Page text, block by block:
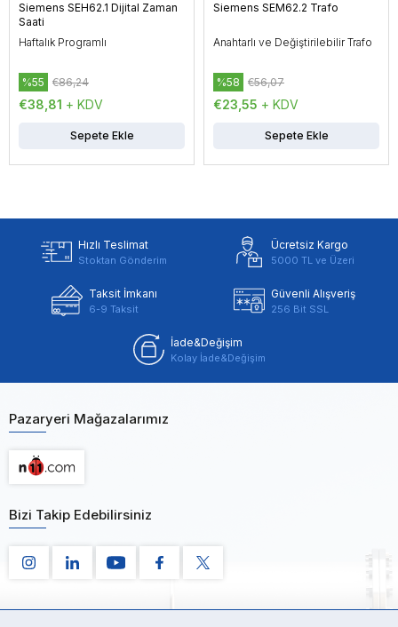
Siemens SEH62.1 Dijital Zaman
Saati
Haftalık Programlı
€38,81 + KDV
%55 €86,24
Sepete Ekle
Siemens SEM62.2 Trafo
Anahtarlı ve Değiştirilebilir Trafo
€23,55 + KDV
%58 €56,07
Sepete Ekle
Hızlı Teslimat
Stoktan Gönderim
Ücretsiz Kargo
5000 TL ve Üzeri
Taksit İmkanı
6-9 Taksit
Güvenli Alışveriş
256 Bit SSL
İade&Değişim
Kolay İade&Değişim
Pazaryeri Mağazalarımız
Bizi Takip Edebilirsiniz